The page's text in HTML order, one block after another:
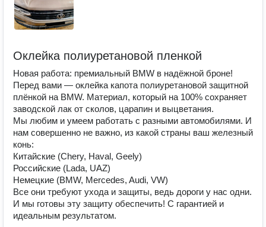
Оклейка полиуретановой пленкой
Новая работа: премиальный BMW в надёжной броне!
Перед вами — оклейка капота полиуретановой защитной
плёнкой на BMW. Материал, который на 100% сохраняет
заводской лак от сколов, царапин и выцветания.
Мы любим и умеем работать с разными автомобилями. И
нам совершенно не важно, из какой страны ваш железный
конь:
Китайские (Chery, Haval, Geely)
Российские (Lada, UAZ)
Немецкие (BMW, Mercedes, Audi, VW)
Все они требуют ухода и защиты, ведь дороги у нас одни.
И мы готовы эту защиту обеспечить! С гарантией и
идеальным результатом.